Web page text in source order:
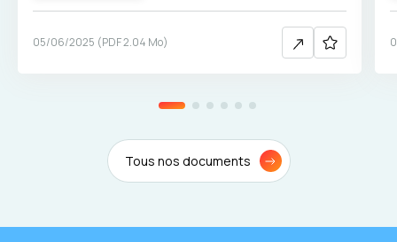
05/06/2025 (PDF2.04 Mo)
Tous nos documents